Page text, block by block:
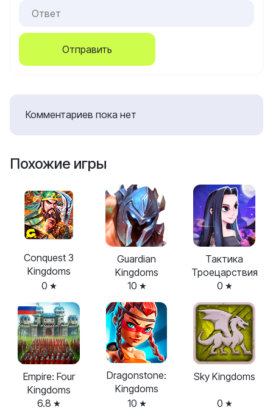
Отправить
Комментариев пока нет
Похожие игры
Conquest 3
Kingdoms
0
Guardian
Kingdoms
10
Тактика
Троецарствия
0
Empire: Four
Kingdoms
6.8
Dragonstone:
Kingdoms
10
Sky Kingdoms
0